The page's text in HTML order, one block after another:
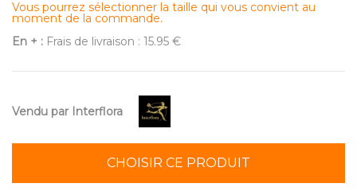
Vous pourrez sélectionner la taille qui vous convient au
moment de la commande.
En + : Frais de livraison : 15.95 €
Vendu par Interflora
CHOISIR CE PRODUIT